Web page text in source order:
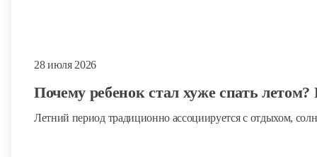
28 июля 2026
Почему ребенок стал хуже спать
Летний период традиционно ассоциируется с отдыхом,